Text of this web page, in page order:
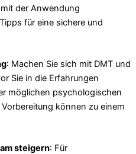
der Anwendung
für eine sichere und
: Machen Sie sich mit DMT und
Sie in die Erfahrungen
möglichen psychologischen
können zu einem
steigern: Für